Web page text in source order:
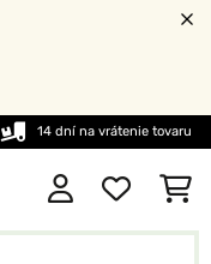
14 dní na vrátenie tovaru